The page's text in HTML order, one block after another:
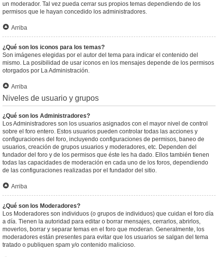
un moderador. Tal vez pueda cerrar sus propios temas dependiendo de los
permisos que le hayan concedido los administradores.
Arriba
¿Qué son los iconos para los temas?
Son imágenes elegidas por el autor del tema para indicar el contenido del
mismo. La posibilidad de usar iconos en los mensajes depende de los permisos
otorgados por La Administración.
Arriba
Niveles de usuario y grupos
¿Qué son los Administradores?
Los Administradores son los usuarios asignados con el mayor nivel de control
sobre el foro entero. Estos usuarios pueden controlar todas las acciones y
configuraciones del foro, incluyendo configuraciones de permisos, baneo de
usuarios, creación de grupos usuarios y moderadores, etc. Dependen del
fundador del foro y de los permisos que éste les ha dado. Ellos también tienen
todas las capacidades de moderación en cada uno de los foros, dependiendo
de las configuraciones realizadas por el fundador del sitio.
Arriba
¿Qué son los Moderadores?
Los Moderadores son individuos (o grupos de individuos) que cuidan el foro día
a día. Tienen la autoridad para editar o borrar mensajes, cerrarlos, abrirlos,
moverlos, borrar y separar temas en el foro que moderan. Generalmente, los
moderadores están presentes para evitar que los usuarios se salgan del tema
tratado o publiquen spam y/o contenido malicioso.